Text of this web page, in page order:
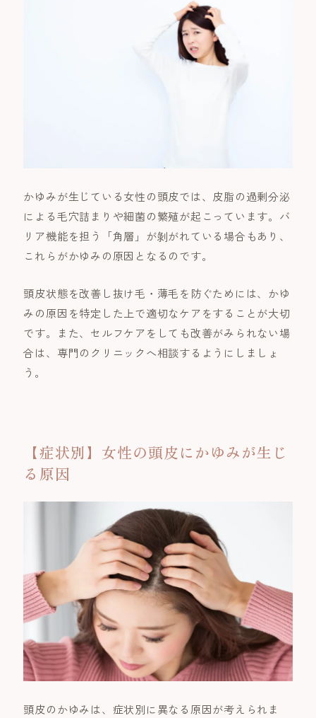
かゆみが生じている女性の頭皮では、皮脂の過剰分泌
による毛穴詰まりや細菌の繁殖が起こっています。バ
リア機能を担う「角層」が剝がれている場合もあり、
これらがかゆみの原因となるのです。
頭皮状態を改善し抜け毛・薄毛を防ぐためには、かゆ
みの原因を特定した上で適切なケアをすることが大切
です。また、セルフケアをしても改善がみられない場
合は、専門のクリニックへ相談するようにしましょ
う。
【症状別】女性の頭皮にかゆみが生じ
る原因
頭皮のかゆみは、症状別に異なる原因が考えられま